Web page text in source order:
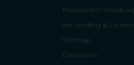
Thuiswinkel
Verzending &
Sitemap
Disclaimer